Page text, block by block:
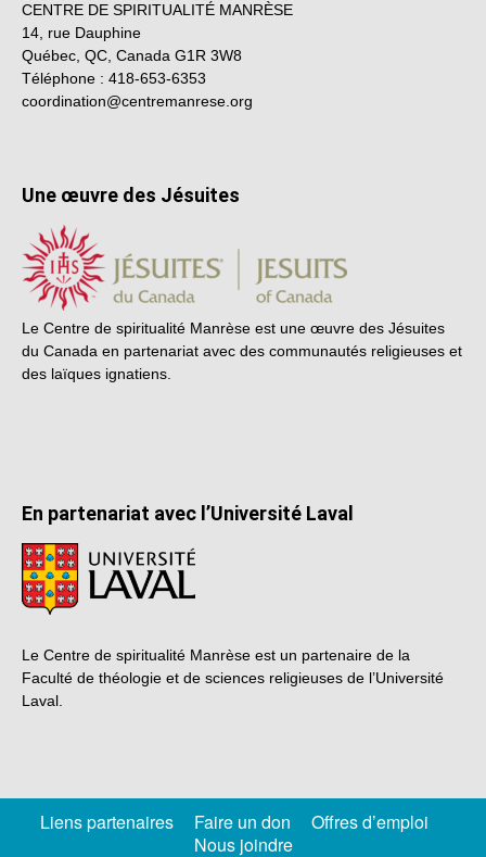
CENTRE DE SPIRITUALITÉ MANRÈSE
14, rue Dauphine
Québec, QC, Canada G1R 3W8
Téléphone : 418-653-6353
coordination@centremanrese.org
Une œuvre des Jésuites
Le Centre de spiritualité Manrèse est une œuvre des Jésuites
du Canada en partenariat avec des communautés religieuses et
des laïques ignatiens.
En partenariat avec l’Université Laval
Le Centre de spiritualité Manrèse est un partenaire de la
Faculté de théologie et de sciences religieuses de l’Université
Laval.
Liens partenaires Faire un don
Offres d’emploi
Nous joindre